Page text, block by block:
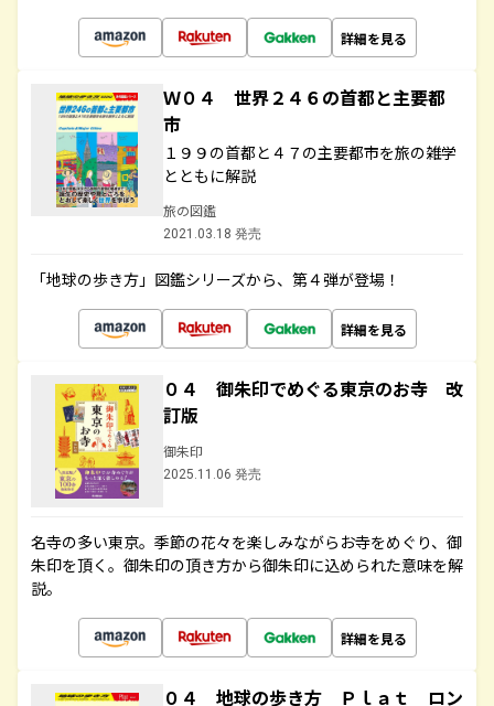
詳細を見る
Ｗ０４ 世界２４６の首都と主要都
市
１９９の首都と４７の主要都市を旅の雑学
とともに解説
旅の図鑑
2021.03.18 発売
「地球の歩き方」図鑑シリーズから、第４弾が登場！
詳細を見る
０４ 御朱印でめぐる東京のお寺 改
訂版
御朱印
2025.11.06 発売
名寺の多い東京。季節の花々を楽しみながらお寺をめぐり、御
朱印を頂く。御朱印の頂き方から御朱印に込められた意味を解
説。
詳細を見る
０４ 地球の歩き方 Ｐｌａｔ ロン